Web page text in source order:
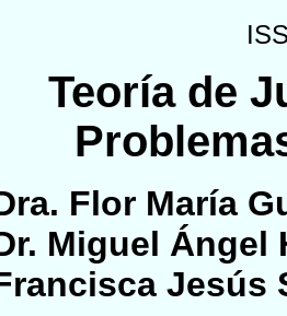
Teoría de
Flor María
Miguel Ángel
Jesús